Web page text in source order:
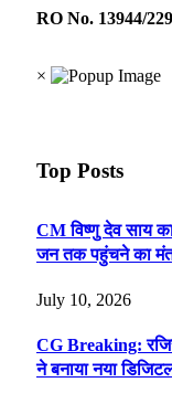
RO No. 13944/229
×
Top Posts
CM विष्णु देव साय
जन तक पहुंचने का
July 10, 2026
CG Breaking:
ने बनाया नया